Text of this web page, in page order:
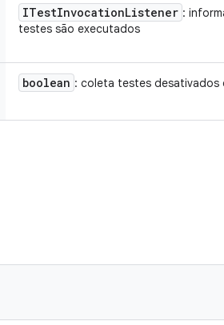
ITestInvocationListener :
testes são executados
boolean : coleta testes desativados